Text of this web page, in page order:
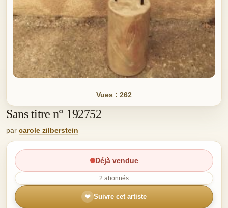
Vues : 262
Sans titre n° 192752
par carole zilberstein
Déjà vendue
2 abonnés
❤ Suivre cet artiste